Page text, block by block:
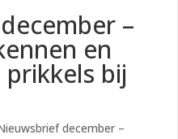
–
en
bij
december –